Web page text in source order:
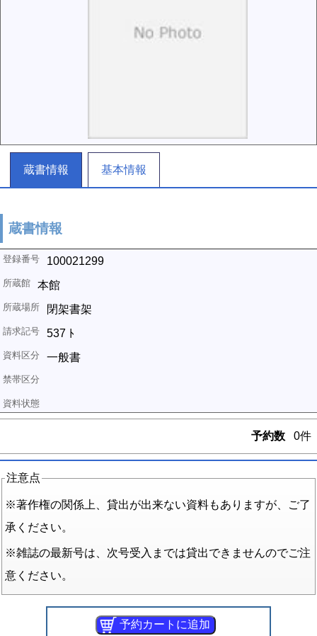
蔵書情報 基本情報
蔵書情報
100021299
本館
閉架書架
537 ﾄ
一般書
予約数 0件
注意点
※著作権の関係上、貸出が出来ない資料もありますが、ご了
承ください。
※雑誌の最新号は、次号受入までは貸出できませんのでご注
意ください。